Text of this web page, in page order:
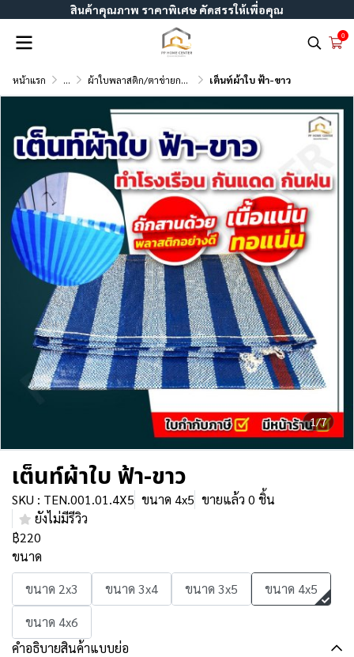
สินค้าคุณภาพ ราคาพิเศษ คัดสรรให้เพื่อคุณ
0
หน้าแรก ... ผ้าใบพลาสติก/ตาข่ายกรองแสง เต็นท์ผ้าใบ ฟ้า-ขาว
1/7
เต็นท์ผ้าใบ ฟ้า-ขาว
SKU : TEN.001.01.4X5 ขนาด 4x5 ขายแล้ว 0 ชิ้น
ยังไม่มีรีวิว
฿220
ขนาด
ขนาด 2x3
ขนาด 3x4 ขนาด 3x5
ขนาด 4x5
ขนาด 4x6
คำอธิบายสินค้าแบบย่อ